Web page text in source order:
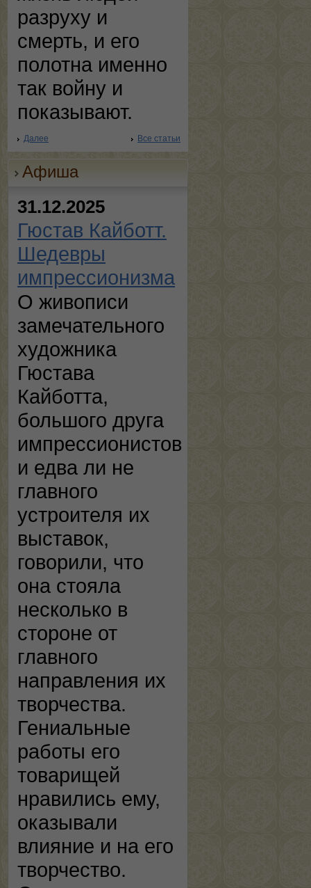
разруху и
смерть, и его
полотна именно
так войну и
показывают.
Далее Все статьи
Афиша
31.12.2025
Гюстав Кайботт.
Шедевры
импрессионизма
О живописи
замечательного
художника
Гюстава
Кайботта,
большого друга
импрессионистов
и едва ли не
главного
устроителя их
выставок,
говорили, что
она стояла
несколько в
стороне от
главного
направления их
творчества.
Гениальные
работы его
товарищей
нравились ему,
оказывали
влияние и на его
творчество.